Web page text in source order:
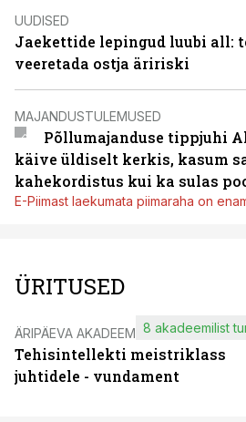
UUDISED
Jaekettide lepingud luubi all:
veeretada ostja äririski
MAJANDUSTULEMUSED
Põllumajanduse tippjuhi
käive üldiselt kerkis, kasum
kahekordistus kui ka sulas
E-Piimast laekumata piimaraha on
ÜRITUSED
ÄRIPÄEVA AKADEEMIA
Tehisintellekti meistriklass
juhtidele - vundament
8 akadeemilist